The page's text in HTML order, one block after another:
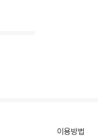
이용방법